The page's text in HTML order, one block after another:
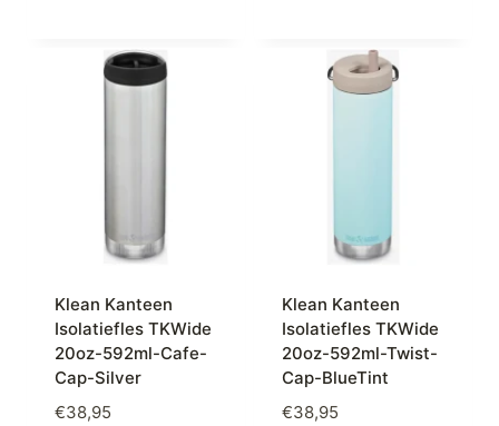
Klean Kanteen
Isolatiefles TKWide
20oz-592ml-Cafe-
Cap-Silver
€38,95
Klean Kanteen
Isolatiefles TKWide
20oz-592ml-Twist-
Cap-BlueTint
€38,95